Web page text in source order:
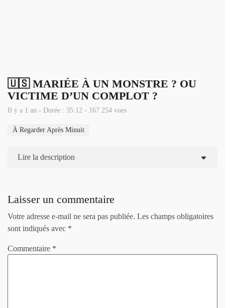
🇺🇸 MARIÉE À UN MONSTRE ? OU
VICTIME D’UN COMPLOT ?
Il y a 1 an - Durée : 35:12 - 167 254 vues
À Regarder Après Minuit
Lire la description
Laisser un commentaire
Votre adresse e-mail ne sera pas publiée. Les champs obligatoires
sont indiqués avec *
Commentaire *